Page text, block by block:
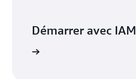
Démarrer avec IAM